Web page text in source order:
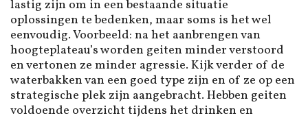
lastig zijn om in een bestaande situatie
oplossingen te bedenken, maar soms is het wel
eenvoudig. Voorbeeld: na het aanbrengen van
hoogteplateau’s worden geiten minder verstoord
en vertonen ze minder agressie. Kijk verder of de
waterbakken van een goed type zijn en of ze op een
strategische plek zijn aangebracht. Hebben geiten
voldoende overzicht tijdens het drinken en